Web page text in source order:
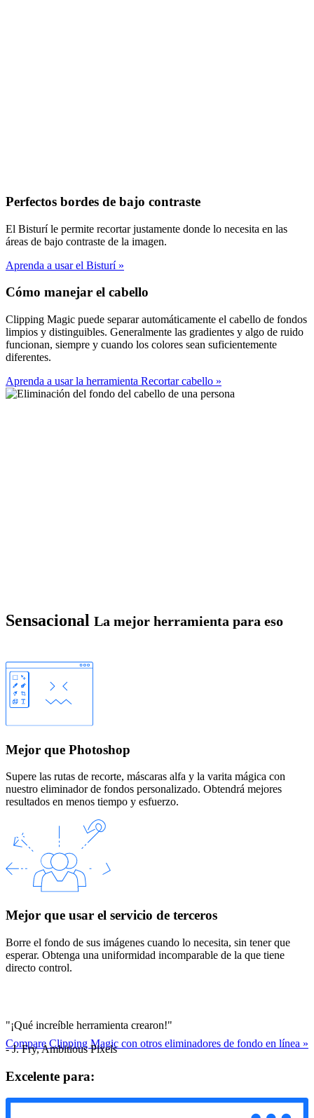
Perfectos bordes de bajo contraste
El Bisturí le permite recortar justamente donde lo necesita en las
áreas de bajo contraste de la imagen.
Aprenda a usar el Bisturí »
Cómo manejar el cabello
Clipping Magic puede separar automáticamente el cabello de fondos
limpios y distinguibles. Generalmente las gradientes y algo de ruido
funcionan, siempre y cuando los colores sean suficientemente
diferentes.
Aprenda a usar la herramienta Recortar cabello »
Sensacional La mejor herramienta para eso
Mejor que Photoshop
Supere las rutas de recorte, máscaras alfa y la varita mágica con
nuestro eliminador de fondos personalizado. Obtendrá mejores
resultados en menos tiempo y esfuerzo.
Mejor que usar el servicio de terceros
Borre el fondo de sus imágenes cuando lo necesita, sin tener que
esperar. Obtenga una uniformidad incomparable de la que tiene
directo control.
Compare Clipping Magic con otros eliminadores de fondo en línea »
"¡Qué increíble herramienta crearon!"
- J. Fry, Ambitious Pixels
Excelente para: